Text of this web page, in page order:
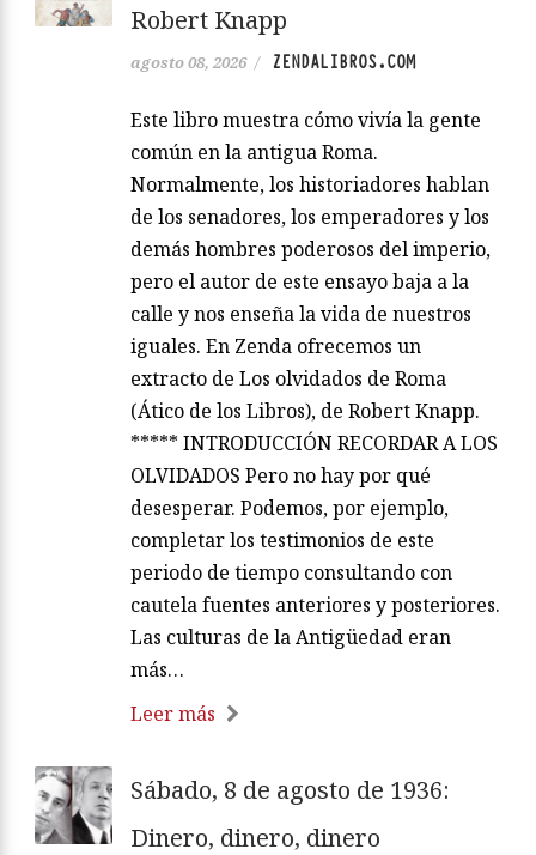
Robert Knapp
agosto 08, 2026 / ZENDALIBROS.COM
Este libro muestra cómo vivía la gente
común en la antigua Roma.
Normalmente, los historiadores hablan
de los senadores, los emperadores y los
demás hombres poderosos del imperio,
pero el autor de este ensayo baja a la
calle y nos enseña la vida de nuestros
iguales. En Zenda ofrecemos un
extracto de Los olvidados de Roma
(Ático de los Libros), de Robert Knapp.
***** INTRODUCCIÓN RECORDAR A LOS
OLVIDADOS Pero no hay por qué
desesperar. Podemos, por ejemplo,
completar los testimonios de este
periodo de tiempo consultando con
cautela fuentes anteriores y posteriores.
Las culturas de la Antigüedad eran
más…
Leer más
Sábado, 8 de agosto de 1936:
Dinero, dinero, dinero